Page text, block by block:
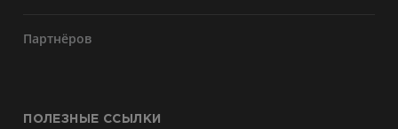
Партнёров
ПОЛЕЗНЫЕ ССЫЛКИ